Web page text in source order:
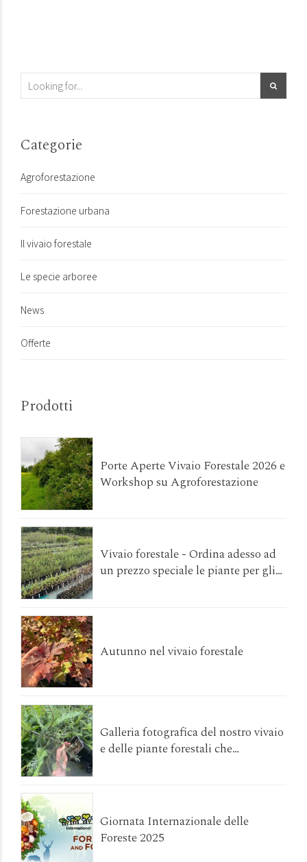
Categorie
Agroforestazione
Forestazione urbana
Il vivaio forestale
Le specie arboree
News
Offerte
Prodotti
Porte Aperte Vivaio Forestale 2026 e
Workshop su Agroforestazione
Vivaio forestale - Ordina adesso ad
un prezzo speciale le piante per gli
Autunno nel vivaio forestale
Galleria fotografica del nostro vivaio
e delle piante forestali che
Giornata Internazionale delle
Foreste 2025